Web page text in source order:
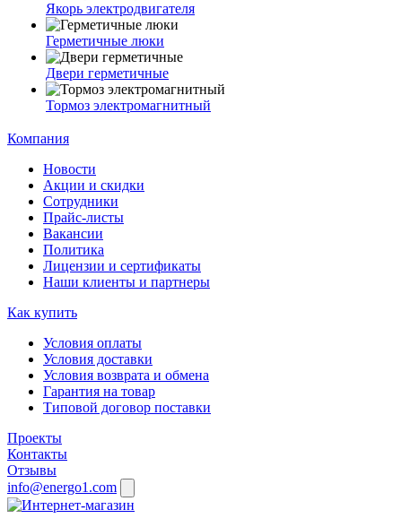
Якорь электродвигателя
Герметичные люки
Двери герметичные
Тормоз электромагнитный
Компания
Новости
Акции и скидки
Сотрудники
Прайс-листы
Вакансии
Политика
Лицензии и сертификаты
Наши клиенты и партнеры
Как купить
Условия оплаты
Условия доставки
Условия возврата и обмена
Гарантия на товар
Типовой договор поставки
Проекты
Контакты
Отзывы
info@energo1.com